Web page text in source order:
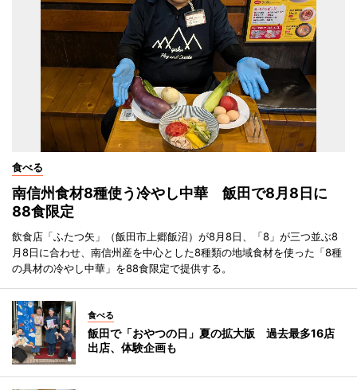
食べる
南信州食材8種使う冷やし中華 飯田で8月8日に
88食限定
飲食店「ふたつ矢」（飯田市上郷飯沼）が8月8日、「8」が三つ並ぶ8
月8日に合わせ、南信州産を中心とした8種類の地域食材を使った「8種
の具材の冷やし中華」を88食限定で提供する。
食べる
飯田で「おやつの日」夏の拡大版 過去最多16店
出店、体験企画も